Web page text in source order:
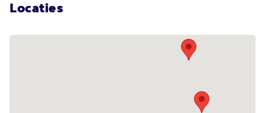
helpen een zo goed mogelijk leven te
leiden.
De kern van de visie ligt in het erkennen
Locaties